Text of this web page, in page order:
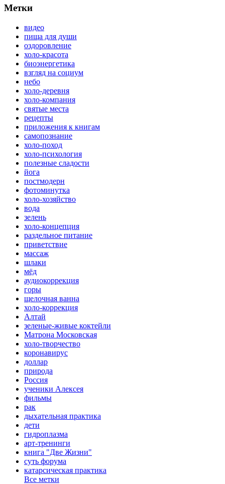
Метки
видео
пища для души
оздоровление
холо-красота
биоэнергетика
взгляд на социум
небо
холо-деревня
холо-компания
святые места
рецепты
приложения к книгам
самопознание
холо-поход
холо-психология
полезные сладости
йога
постмодерн
фотоминутка
холо-хозяйство
вода
зелень
холо-концепция
раздельное питание
приветствие
массаж
шлаки
мёд
аудиокоррекция
горы
щелочная ванна
холо-коррекция
Алтай
зеленые-живые коктейли
Матрона Московская
холо-творчество
коронавирус
доллар
природа
Россия
ученики Алексея
фильмы
рак
дыхательная практика
дети
гидроплазма
арт-тренинги
книга "Две Жизни"
суть форума
катарсическая практика
Все метки